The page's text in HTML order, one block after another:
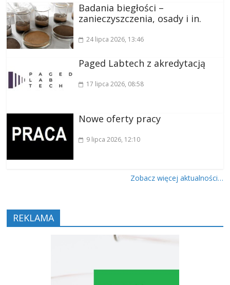
Badania biegłości –
zanieczyszczenia, osady i in.
24 lipca 2026, 13:46
Paged Labtech z akredytacją
17 lipca 2026, 08:58
Nowe oferty pracy
9 lipca 2026, 12:10
Zobacz więcej aktualności…
REKLAMA